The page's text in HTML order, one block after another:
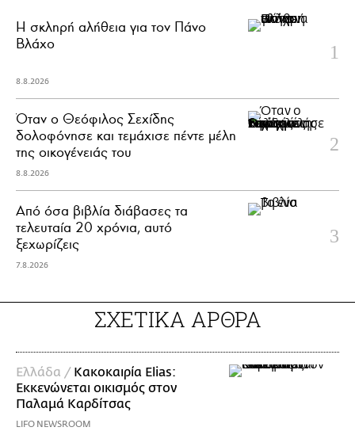
H σκληρή αλήθεια για τον Πάνο
Βλάχο
8.8.2026
Όταν ο Θεόφιλος Σεχίδης
δολοφόνησε και τεμάχισε πέντε μέλη
της οικογένειάς του
8.8.2026
Από όσα βιβλία διάβασες τα
τελευταία 20 χρόνια, αυτό
ξεχωρίζεις
7.8.2026
ΣΧΕΤΙΚΑ ΑΡΘΡΑ
Ελλάδα / Κακοκαιρία Elias:
Εκκενώνεται οικισμός στον
Παλαμά Καρδίτσας
LIFO NEWSROOM